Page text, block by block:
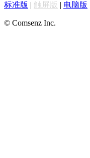
标准版 | 触屏版 | 电脑版
© Comsenz Inc.